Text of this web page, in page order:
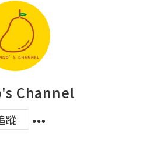
Channel
蹤